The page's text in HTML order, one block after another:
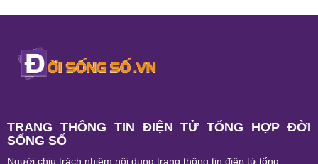
TRANG THÔNG TIN ĐIỆN TỬ TỔNG HỢP ĐỜI
SỐNG SỐ
Người chịu trách nhiệm nội dung trang thông tin điện tử tổng